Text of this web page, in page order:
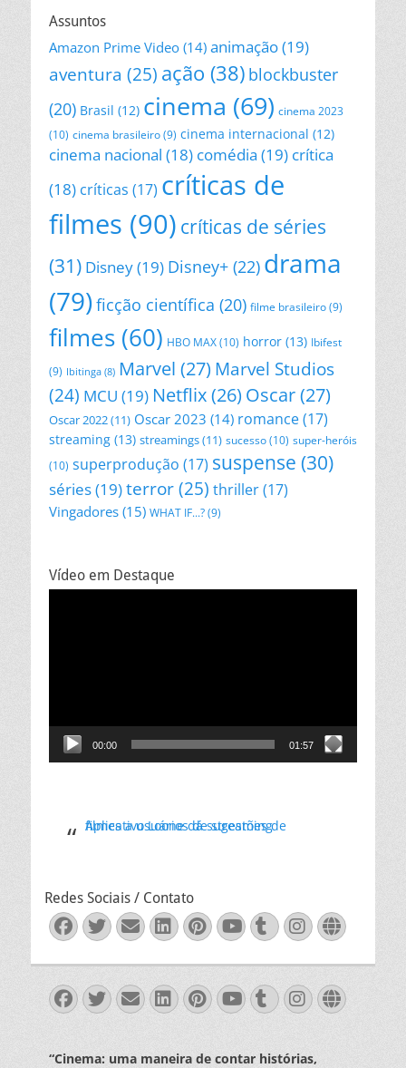
Assuntos
Amazon Prime Video (14) animação(19)
aventura (25) ação (38) blockbuster
(20) Brasil (12) cinema (69) cinema 2023
(10) cinema brasileiro (9) cinema internacional (12)
cinema nacional (18) comédia (19) crítica
(18) críticas (17) críticas de
filmes (90) críticas de séries
(31) Disney(19) Disney+ (22) drama
(79)ficção científica (20) filme brasileiro (9)
filmes (60) HBO MAX(10) horror (13) Ibifest
(9) Ibitinga (8) Marvel (27) Marvel Studios
(24) MCU (19) Netflix(26) Oscar(27)
Oscar 2022(11) Oscar 2023 (14) romance(17)
streaming (13) streamings(11) sucesso(10) super-heróis
(10) superprodução (17) suspense (30)
séries(19)terror(25) thriller(17)
Vingadores (15) WHAT IF...? (9)
Vídeo em Destaque
00:00 01:57
Aplicativo Loone dá sugestões de filmes a usuários de streaming
Redes Sociais / Contato
Facebook
Twitter
EmailLinkedIn
Pinterest
YouTube
Tumblr
Facebook
Twitter
EmailLinkedIn
Pinterest
YouTube
Tumblr
“Cinema: uma maneira de contar histórias,